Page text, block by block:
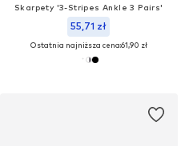
Skarpety '3-Stripes Ankle 3 Pairs'
55,71 zł
Ostatnia najniższa cena:61,90 zł